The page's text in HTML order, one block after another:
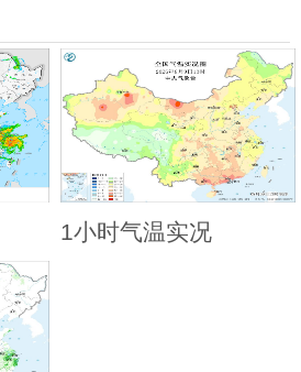
1小时气温实况